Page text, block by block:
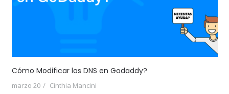
Cómo Modificar los DNS en Godaddy?
marzo 20 Cinthia Mancini